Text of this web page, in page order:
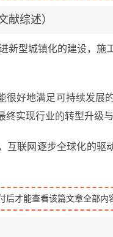
献综述）
新型城镇化的建设，
很好地满足可持续发展
实现行业的转型升级与
互联网逐步全球化的驱
才能查看该篇文章全部内